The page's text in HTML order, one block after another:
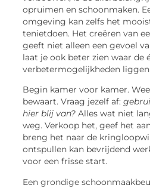
opruimen en schoonmaken.
omgeving kan zelfs het
tenietdoen. Het creëren van
geeft niet alleen een gevoel
laat je ook beter zien waar de
verbetermogelijkheden liggen.
Begin kamer voor kamer.
bewaart. Vraag jezelf af:
hier blij van? Alles wat niet
weg. Verkoop het, geef het
breng het naar de
ontspullen kan bevrijdend
voor een frisse start.
Een grondige